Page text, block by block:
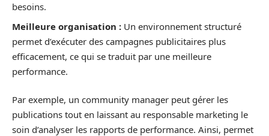
besoins.
Meilleure organisation : Un environnement structuré
permet d’exécuter des campagnes publicitaires plus
efficacement, ce qui se traduit par une meilleure
performance.
Par exemple, un community manager peut gérer les
publications tout en laissant au responsable marketing le
soin d’analyser les rapports de performance. Ainsi, permet